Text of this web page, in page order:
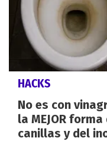
HACKS
No es con
la MEJOR
canillas y del